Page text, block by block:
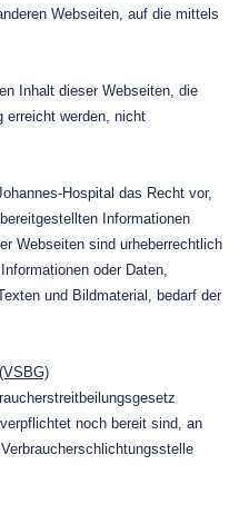
Webseiten, auf die mittels
Inhalt dieser Webseiten, die
erreicht werden, nicht
Hospital das Recht vor,
Informationen
Webseiten sind urheberrechtlich
oder Daten,
und Bildmaterial, bedarf der
noch bereit sind, an